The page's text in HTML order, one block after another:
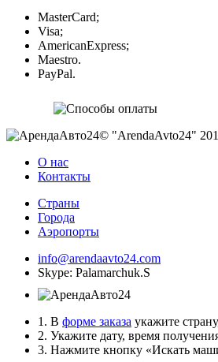
MasterCard;
Visa;
AmericanExpress;
Maestro.
PayPal.
© "ArendaAvto24"
О нас
Контакты
Страны
Города
Аэропорты
info@arendaavto24.com
Skype: Palamarchuk.S
1. В форме заказа укажите
2. Укажите дату, время
3. Нажмите кнопку «Искать